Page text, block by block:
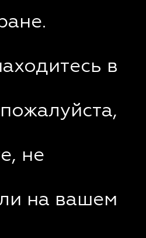
в
не
на вашем